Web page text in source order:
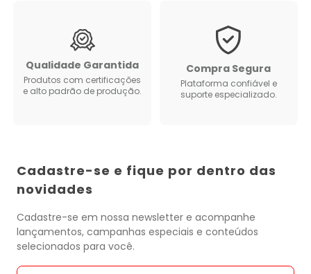
Qualidade Garantida
Produtos com certificações
e alto padrão de produção.
Compra Segura
Plataforma confiável e
suporte especializado.
Cadastre-se e fique por dentro das
novidades
Cadastre-se em nossa newsletter e acompanhe
lançamentos, campanhas especiais e conteúdos
selecionados para você.